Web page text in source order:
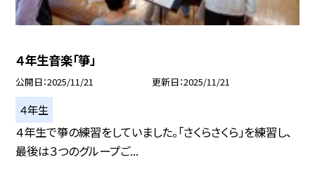
４年生音楽「箏」
公開日 2025/11/21 更新日 2025/11/21
４年生
４年生で箏の練習をしていました。「さくらさくら」を練習し、
最後は３つのグループご...